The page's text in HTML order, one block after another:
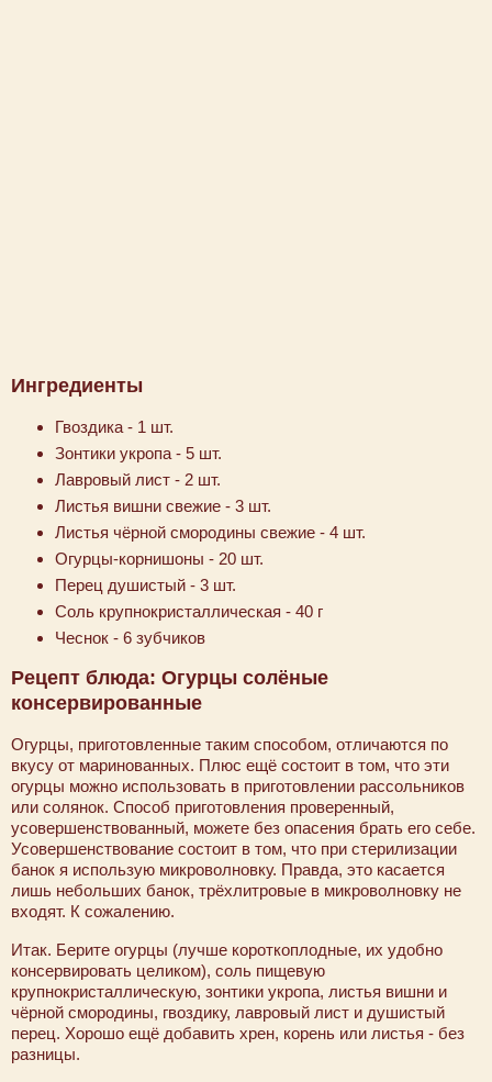
Ингредиенты
Гвоздика - 1 шт.
Зонтики укропа - 5 шт.
Лавровый лист - 2 шт.
Листья вишни свежие - 3 шт.
Листья чёрной смородины свежие - 4 шт.
Огурцы-корнишоны - 20 шт.
Перец душистый - 3 шт.
Соль крупнокристаллическая - 40 г
Чеснок - 6 зубчиков
Рецепт блюда: Огурцы солёные
консервированные
Огурцы, приготовленные таким способом, отличаются по
вкусу от маринованных. Плюс ещё состоит в том, что эти
огурцы можно использовать в приготовлении рассольников
или солянок. Способ приготовления проверенный,
усовершенствованный, можете без опасения брать его себе.
Усовершенствование состоит в том, что при стерилизации
банок я использую микроволновку. Правда, это касается
лишь небольших банок, трёхлитровые в микроволновку не
входят. К сожалению.
Итак. Берите огурцы (лучше короткоплодные, их удобно
консервировать целиком), соль пищевую
крупнокристаллическую, зонтики укропа, листья вишни и
чёрной смородины, гвоздику, лавровый лист и душистый
перец. Хорошо ещё добавить хрен, корень или листья - без
разницы.